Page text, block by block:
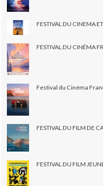
FESTIVAL DU CINEMA
FESTIVAL DU CINÉMA
Festival du Cinéma
FESTIVAL DU FILM DE
FESTIVAL DU FILM